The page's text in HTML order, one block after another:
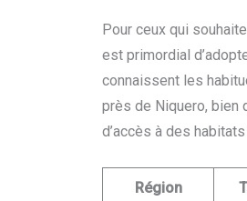
Pour ceux qui
est primordial
connaissent les
près de Niquero, bien
d’accès à des
Région